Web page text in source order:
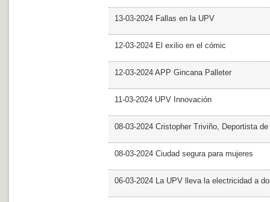
13-03-2024 Fallas en la UPV
12-03-2024 El exilio en el cómic
12-03-2024 APP Gincana Palleter
11-03-2024 UPV Innovación
08-03-2024 Cristopher Triviño, Deportista
08-03-2024 Ciudad segura para mujeres
06-03-2024 La UPV lleva la electricidad a